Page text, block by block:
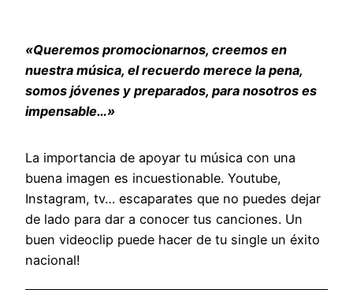
«Queremos promocionarnos, creemos en
nuestra música, el recuerdo merece la pena,
somos jóvenes y preparados, para nosotros es
impensable…»
La importancia de apoyar tu música con una
buena imagen es incuestionable. Youtube,
Instagram, tv… escaparates que no puedes dejar
de lado para dar a conocer tus canciones. Un
buen videoclip puede hacer de tu single un éxito
nacional!